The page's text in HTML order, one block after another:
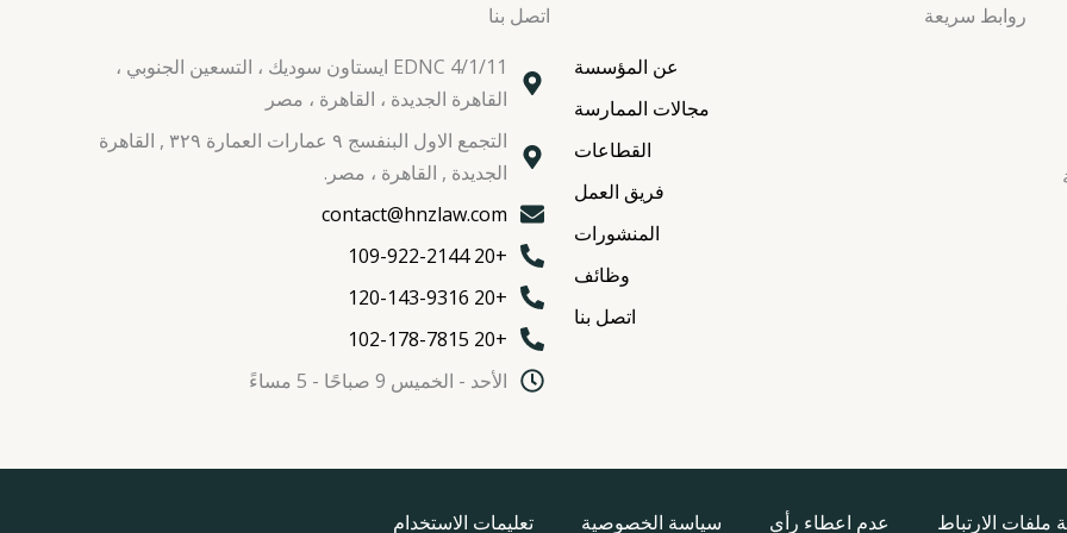
روابط سريعة
عن المؤسسة
مجالات الممارسة
القطاعات
فريق العمل
المنشورات
وظائف
اتصل بنا
اتصل بنا
EDNC 4/1/11 ايستاون سوديك ، التسعين الجنوبي ،
القاهرة الجديدة ، القاهرة ، مصر
التجمع الاول البنفسج ٩ عمارات العمارة ٣٢٩ , القاهرة
الجديدة , القاهرة ، مصر.
contact@hnzlaw.com
+20 109-922-2144
+20 120-143-9316
+20 102-178-7815
الأحد - الخميس 9 صباحًا - 5 مساءً
ملفات الارتباط عدم اعطاء رأي سياسة الخصوصية تعليمات الاستخدام